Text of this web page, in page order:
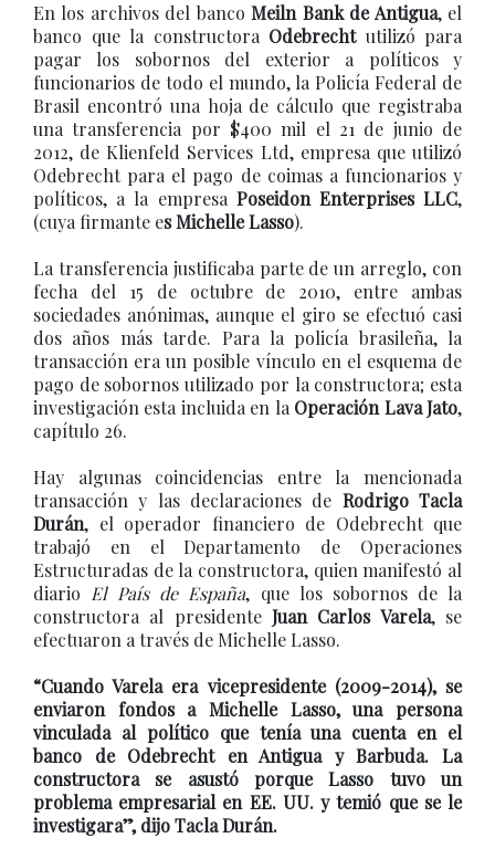
En los archivos del bancoMeiln Bank de Antigua, el
banco que la constructora Odebrecht utilizó para
pagar los sobornos del exterior a políticos y
funcionarios de todo el mundo, la Policía Federal de
Brasil encontró una hoja de cálculo que registraba
una transferencia por $400 mil el 21 de junio de
2012, de Klienfeld Services Ltd, empresa que utilizó
Odebrecht para el pago de coimas a funcionarios y
políticos, a la empresa Poseidon Enterprises LLC,
(cuya firmante es Michelle Lasso).
La transferencia justificaba parte de un arreglo, con
fecha del 15 de octubre de 2010, entre ambas
sociedades anónimas, aunque el giro se efectuó casi
dos años más tarde. Para la policía brasileña, la
transacción era un posible vínculo en el esquema de
pago de sobornos utilizado por la constructora; esta
investigación esta incluida en la Operación Lava Jato,
capítulo 26.
Hay algunas coincidencias entre la mencionada
transacción y las declaraciones de Rodrigo Tacla
Durán, el operador financiero de Odebrecht que
trabajó en el Departamento de Operaciones
Estructuradas de la constructora, quien manifestó al
diario El País de España, que los sobornos de la
constructora al presidente Juan Carlos Varela, se
efectuaron a través de Michelle Lasso.
“Cuando Varela era vicepresidente (2009-2014), se
enviaron fondos a Michelle Lasso, una persona
vinculada al político que tenía una cuenta en el
banco de Odebrecht en Antigua y Barbuda. La
constructora se asustó porque Lasso tuvo un
problema empresarial en EE. UU. y temió que se le
investigara”, dijo Tacla Durán.